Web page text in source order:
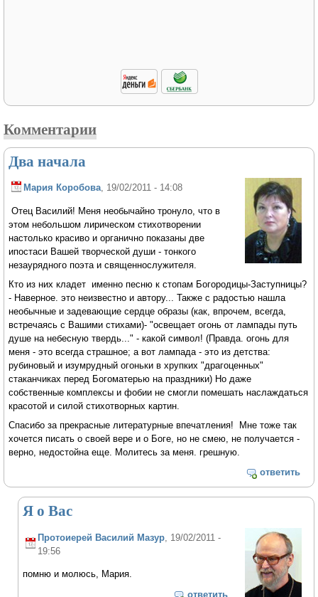
Комментарии
Два начала
Мария Коробова, 19/02/2011 - 14:08
Отец Василий! Меня необычайно тронуло, что в
этом небольшом лирическом стихотворении
настолько красиво и органично показаны две
ипостаси Вашей творческой души - тонкого
незаурядного поэта и священнослужителя.
Кто из них кладет именно песню к стопам Богородицы-Заступницы?
- Наверное. это неизвестно и автору... Также с радостью нашла
необычные и задевающие сердце образы (как, впрочем, всегда,
встречаясь с Вашими стихами)- "освещает огонь от лампады путь
душе на небесную твердь..." - какой символ! (Правда. огонь для
меня - это всегда страшное; а вот лампада - это из детства:
рубиновый и изумрудный огоньки в хрупких "драгоценных"
стаканчиках перед Богоматерью на праздники) Но даже
собственные комплексы и фобии не смогли помешать наслаждаться
красотой и силой стихотворных картин.
Спасибо за прекрасные литературные впечатления! Мне тоже так
хочется писать о своей вере и о Боге, но не смею, не получается -
верно, недостойна еще. Молитесь за меня. грешную.
ответить
Я о Вас
Протоиерей Василий Мазур , 19/02/2011 -
19:56
помню и молюсь, Мария.
ответить